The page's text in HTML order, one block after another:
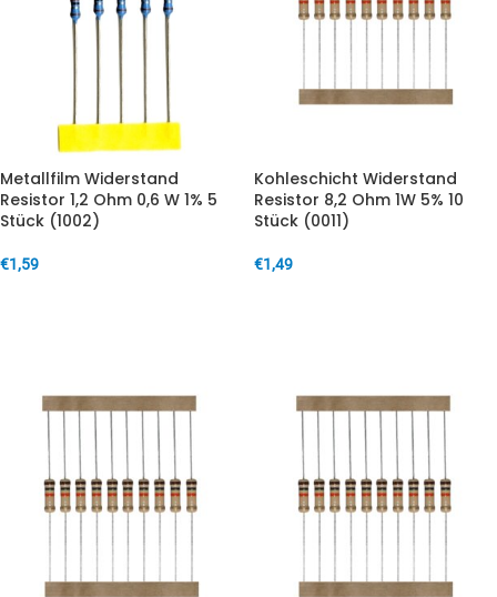
Metallfilm Widerstand
Resistor 1,2 Ohm 0,6 W 1% 5
Stück (1002)
€1,59
Kohleschicht Widerstand
Resistor 8,2 Ohm 1W 5% 10
Stück (0011)
€1,49